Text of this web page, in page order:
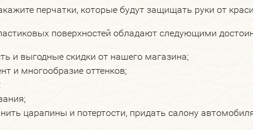
перчатки, которые будут защищать руки от
поверхностей обладают следующими
и выгодные скидки от нашего магазина;
и многообразие оттенков;
царапины и потертости, придать салону